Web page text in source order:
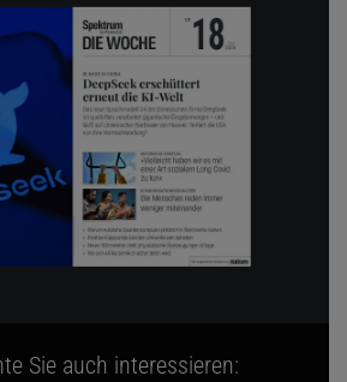
Sie auch interessieren: